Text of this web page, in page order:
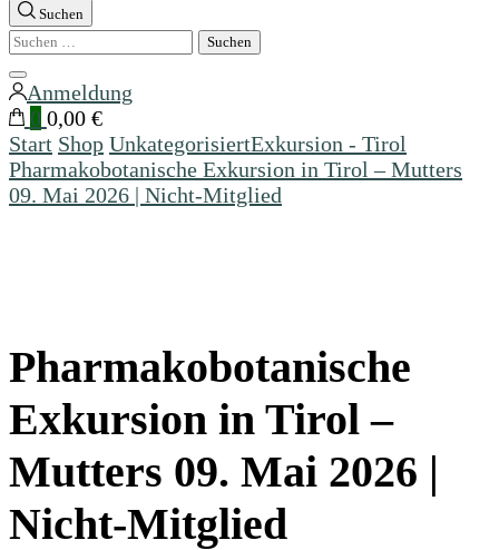
Suchen
Suchen
Suche
schließen
Anmeldung
0 0,00 €
Start Shop UnkategorisiertExkursion - Tirol
Pharmakobotanische Exkursion in Tirol – Mutters
09. Mai 2026 | Nicht-Mitglied
Pharmakobotanische
Exkursion in Tirol –
Mutters 09. Mai 2026 |
Nicht-Mitglied